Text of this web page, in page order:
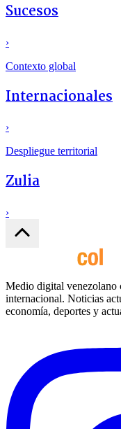
Sucesos
›
Contexto global
Internacionales
›
Despliegue territorial
Zulia
›
Medio digital venezolano
internacional. Noticias
economía, deportes y